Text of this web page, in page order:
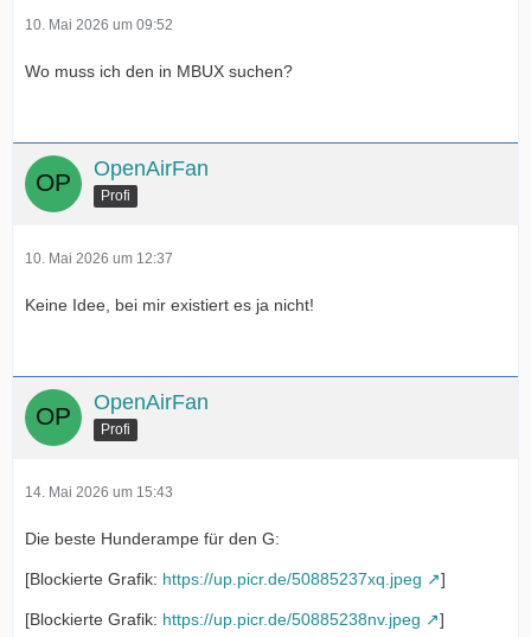
10. Mai 2026 um 09:52
Wo muss ich den in MBUX suchen?
OpenAirFan
Profi
10. Mai 2026 um 12:37
Keine Idee, bei mir existiert es ja nicht!
OpenAirFan
Profi
14. Mai 2026 um 15:43
Die beste Hunderampe für den G:
[Blockierte Grafik: https://up.picr.de/50885237xq.jpeg ]
[Blockierte Grafik: https://up.picr.de/50885238nv.jpeg ]